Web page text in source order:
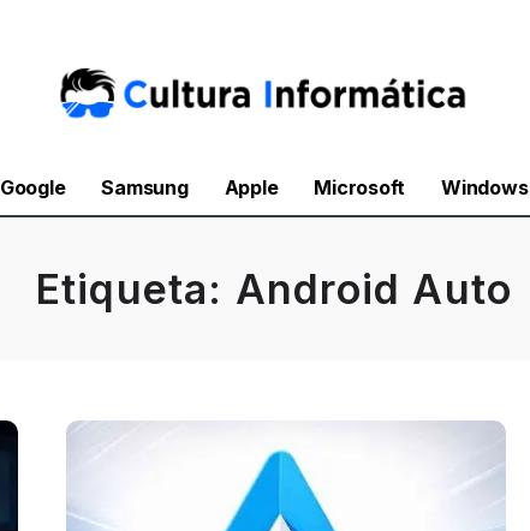
Google Samsung Apple Microsoft Windows
Etiqueta: Android Auto